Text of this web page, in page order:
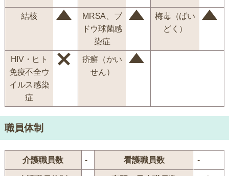
結核
MRSA、ブ
ドウ球菌感
染症
梅毒（ばい
どく）
HIV・ヒト
免疫不全ウ
イルス感染
症
疥癬（かい
せん）
職員体制
介護職員数 - 看護職員数 -